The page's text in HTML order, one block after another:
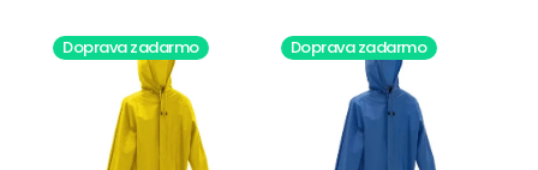
Doprava zadarmo Doprava zadarmo